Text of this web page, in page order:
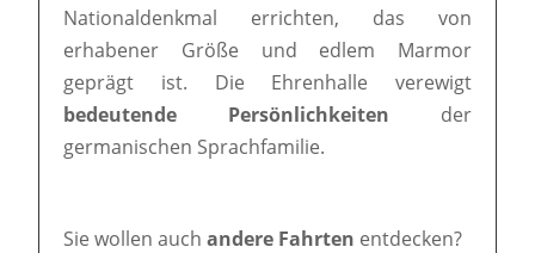
Nationaldenkmal errichten, das von
erhabener Größe und edlem Marmor
geprägt ist. Die Ehrenhalle verewigt
bedeutende Persönlichkeiten der
germanischen Sprachfamilie.
Sie wollen auchandere Fahrten entdecken?